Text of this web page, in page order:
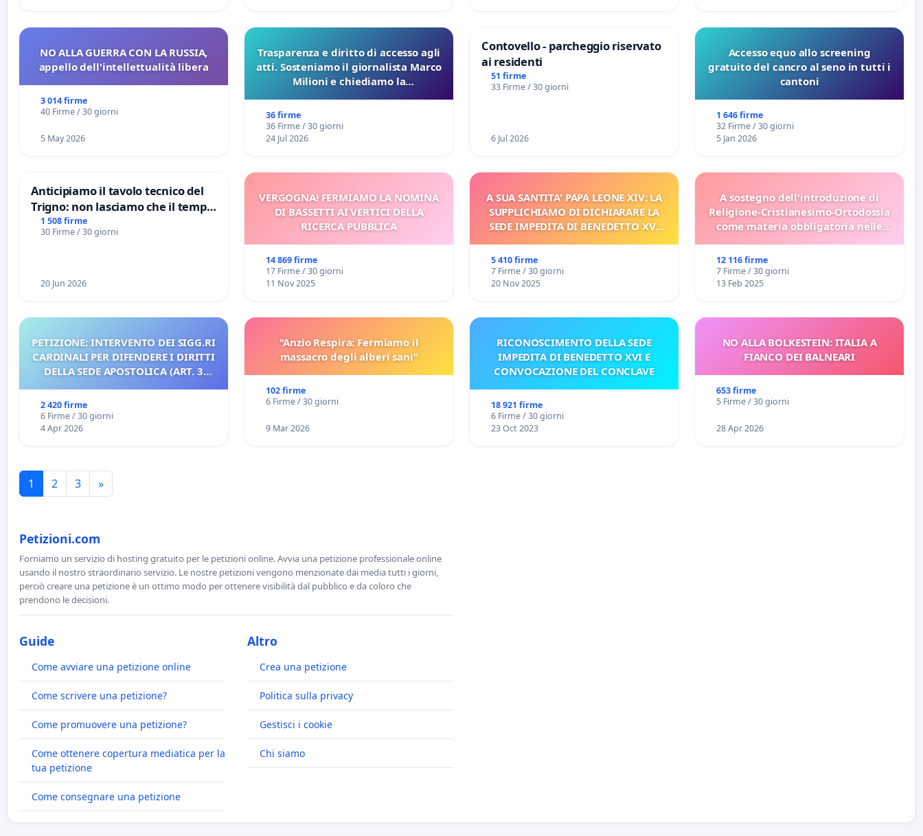
NO ALLA GUERRA CON LA RUSSIA,
appello dell'intellettualità libera
3 014 firme
40 Firme / 30 giorni
5 May 2026
Trasparenza e diritto di accesso agli
atti. Sosteniamo il giornalista Marco
Milioni e chiediamo la
sulla Pedemontana Veneta
36 firme
36 Firme / 30 giorni
24 Jul 2026
Contovello - parcheggio riservato
ai residenti
51 firme
33 Firme / 30 giorni
6 Jul 2026
Accesso equo allo screening
gratuito del cancro al seno in tutti i
cantoni
1 646 firme
32 Firme / 30 giorni
5 Jan 2026
Anticipiamo il tavolo tecnico del
Trigno: non lasciamo che il tempo
rallenti le ricerche di Domenico
Racanati
1 508 firme
30 Firme / 30 giorni
20 Jun 2026
VERGOGNA! FERMIAMO LA NOMINA
DI BASSETTI AI VERTICI DELLA
RICERCA PUBBLICA
14 869 firme
17 Firme / 30 giorni
11 Nov 2025
A SUA SANTITA' PAPA LEONE XIV: LA
SUPPLICHIAMO DI DICHIARARE LA
SEDE IMPEDITA DI BENEDETTO XVI
5 410 firme
7 Firme / 30 giorni
20 Nov 2025
A sostegno dell'introduzione di
Religione-Cristianesimo-Ortodossia
come materia obbligatoria nelle
12 116 firme
7 Firme / 30 giorni
13 Feb 2025
PETIZIONE: INTERVENTO DEI SIGG.RI
CARDINALI PER DIFENDERE I DIRITTI
DELLA SEDE APOSTOLICA (ART. 3
2 420 firme
6 Firme / 30 giorni
4 Apr 2026
"Anzio Respira: Fermiamo il
massacro degli alberi sani"
102 firme
6 Firme / 30 giorni
9 Mar 2026
RICONOSCIMENTO DELLA SEDE
IMPEDITA DI BENEDETTO XVI E
CONVOCAZIONE DEL CONCLAVE
18 921 firme
6 Firme / 30 giorni
23 Oct 2023
NO ALLA BOLKESTEIN: ITALIA A
FIANCO DEI BALNEARI
653 firme
5 Firme / 30 giorni
28 Apr 2026
1 2 3 »
Petizioni.com
Forniamo un servizio di hosting gratuito per le petizioni online. Avvia una petizione professionale online
usando il nostro straordinario servizio. Le nostre petizioni vengono menzionate dai media tutti i giorni,
perciò creare una petizione è un ottimo modo per ottenere visibilità dal pubblico e da coloro che
prendono le decisioni.
Guide
Come avviare una petizione online
Come scrivere una petizione?
Come promuovere una petizione?
Come ottenere copertura mediatica per la
tua petizione
Come consegnare una petizione
Altro
Crea una petizione
Politica sulla privacy
Gestisci i cookie
Chi siamo